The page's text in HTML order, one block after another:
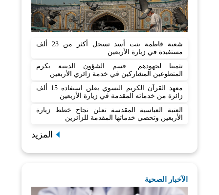
شعبة فاطمة بنت أسد تسجل أكثر من 23 ألف
مستفيدة في زيارة الأربعين
تثمينا لجهودهم.. قسم الشؤون الدينية يكرم
المتطوعين المشاركين في خدمة زائري الأربعين
معهد القرآن الكريم النسوي يعلن استفادة 15 ألف
زائرة من خدماته المقدمة في زيارة الأربعين
العتبة العباسية المقدسة تعلن نجاح خطط زيارة
الأربعين وتحصي خدماتها المقدمة للزائرين
المزيد
الآخبار الصحية